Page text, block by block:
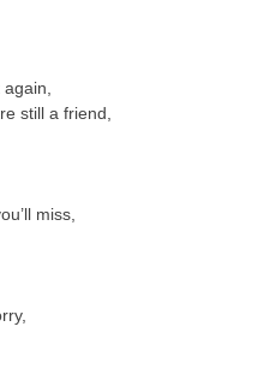
still a friend,
miss,